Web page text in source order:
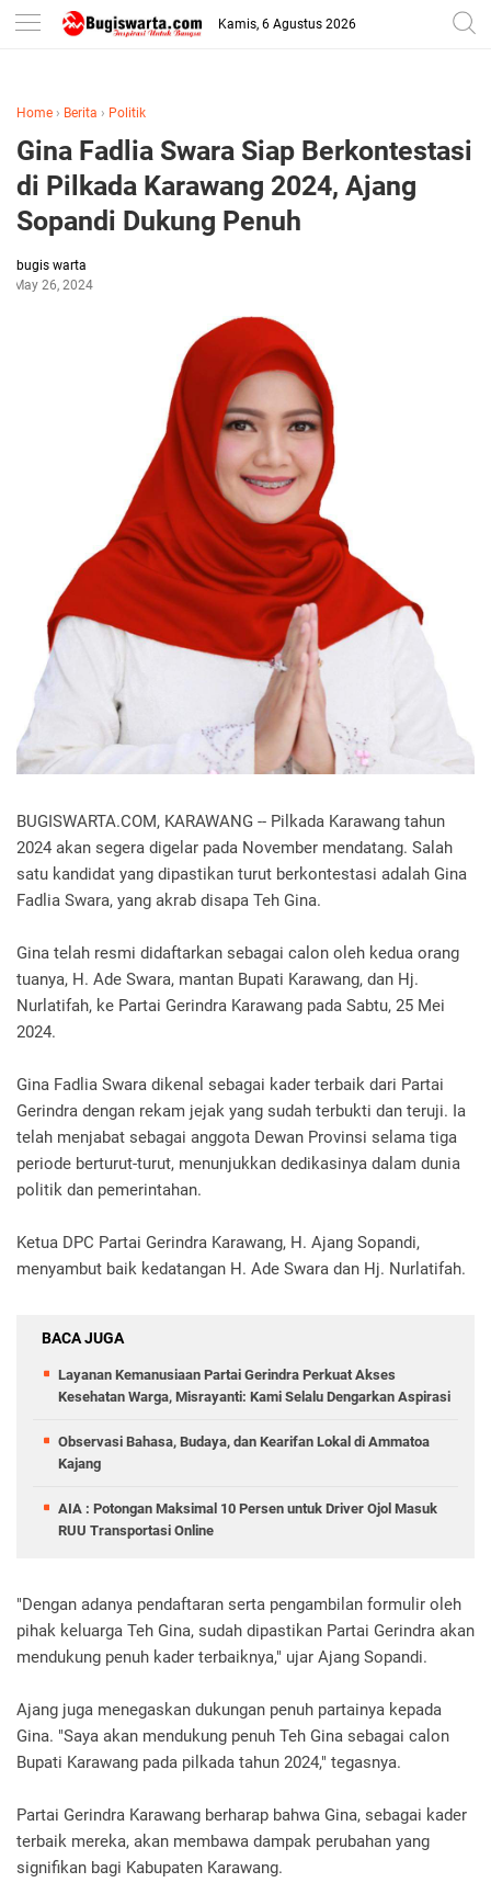
-->
Kamis, 6 Agustus 2026
Home › Berita › Politik
Gina Fadlia Swara Siap Berkontestasi
di Pilkada Karawang 2024, Ajang
Sopandi Dukung Penuh
bugis warta
May 26, 2024
BUGISWARTA.COM, KARAWANG -- Pilkada Karawang tahun
2024 akan segera digelar pada November mendatang. Salah
satu kandidat yang dipastikan turut berkontestasi adalah Gina
Fadlia Swara, yang akrab disapa Teh Gina.
Gina telah resmi didaftarkan sebagai calon oleh kedua orang
tuanya, H. Ade Swara, mantan Bupati Karawang, dan Hj.
Nurlatifah, ke Partai Gerindra Karawang pada Sabtu, 25 Mei
2024.
Gina Fadlia Swara dikenal sebagai kader terbaik dari Partai
Gerindra dengan rekam jejak yang sudah terbukti dan teruji. Ia
telah menjabat sebagai anggota Dewan Provinsi selama tiga
periode berturut-turut, menunjukkan dedikasinya dalam dunia
politik dan pemerintahan.
Ketua DPC Partai Gerindra Karawang, H. Ajang Sopandi,
menyambut baik kedatangan H. Ade Swara dan Hj. Nurlatifah.
BACA JUGA
Layanan Kemanusiaan Partai Gerindra Perkuat Akses
Kesehatan Warga, Misrayanti: Kami Selalu Dengarkan Aspirasi
Observasi Bahasa, Budaya, dan Kearifan Lokal di Ammatoa
Kajang
AIA : Potongan Maksimal 10 Persen untuk Driver Ojol Masuk
RUU Transportasi Online
"Dengan adanya pendaftaran serta pengambilan formulir oleh
pihak keluarga Teh Gina, sudah dipastikan Partai Gerindra akan
mendukung penuh kader terbaiknya," ujar Ajang Sopandi.
Ajang juga menegaskan dukungan penuh partainya kepada
Gina. "Saya akan mendukung penuh Teh Gina sebagai calon
Bupati Karawang pada pilkada tahun 2024," tegasnya.
Partai Gerindra Karawang berharap bahwa Gina, sebagai kader
terbaik mereka, akan membawa dampak perubahan yang
signifikan bagi Kabupaten Karawang.